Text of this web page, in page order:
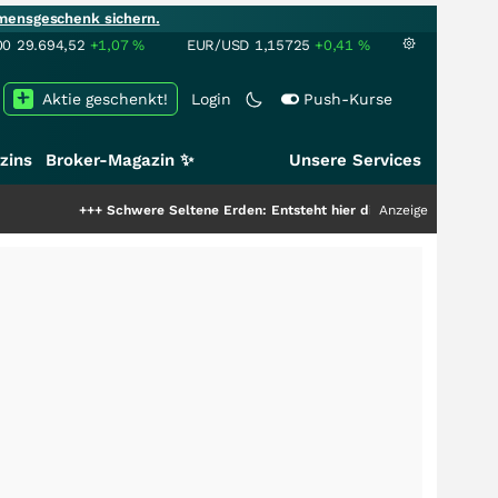
sichern.
29.694,52 +1,07% EUR/USD 1,15725 +0,41 %
Login Push-Kurse
Aktie geschenkt!
Broker-Magazin ✨ Unsere Services
Schwere Seltene Erden: Entsteht hier die nächste Milliardenstory?
Anzeige